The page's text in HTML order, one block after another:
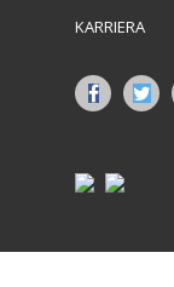
KARRIERA